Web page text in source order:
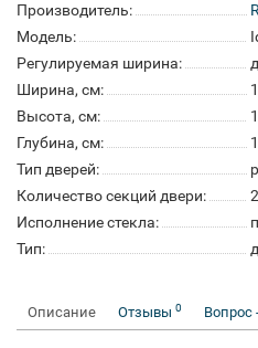
Производитель:
Модель:
Регулируемая ширина:
Ширина, см:
Высота, см:
Глубина, см:
Тип дверей:
Количество секций двери:
2
Исполнение стекла:
Тип:
Описание Отзывы 0 Вопрос